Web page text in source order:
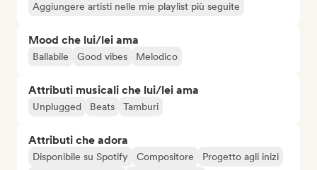
Aggiungere artisti nelle mie playlist più seguite
Mood che lui/lei ama
Ballabile Good vibes Melodico
Attributi musicali che lui/lei ama
Unplugged Beats Tamburi
Attributi che adora
Disponibile su Spotify Compositore
Progetto agli inizi